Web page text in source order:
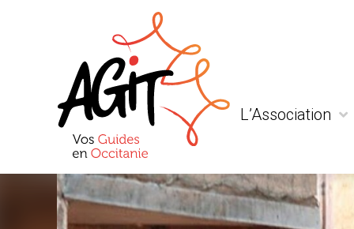
L’Association
Liens et